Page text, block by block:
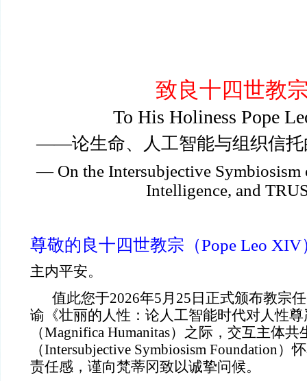
致良十四世教
­To His Holiness Pope
——论生命、人工智能与组织信托
— On the Intersubjective
Intelligence, and
尊敬的良十四世教宗（Pope Leo XIV
主内平安。
值此您于2026年5月25日正式颁布教宗
谕《壮丽的人性：论人工智能时代对人性
（Magnifica Humanitas）之际，交互主体共
（Intersubjective Symbiosism Foundation）
责任感，谨向梵蒂冈致以诚挚问候。